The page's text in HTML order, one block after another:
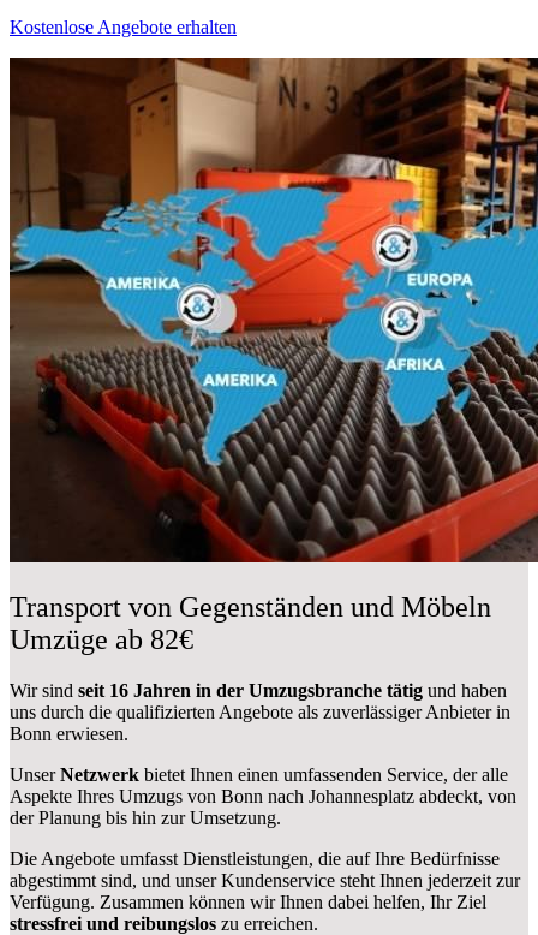
Kostenlose Angebote erhalten
Transport von Gegenständen und Möbeln
Umzüge ab 82€
Wir sind seit 16 Jahren in der Umzugsbranche tätig und haben
uns durch die qualifizierten Angebote als zuverlässiger Anbieter in
Bonn erwiesen.
UnserNetzwerk bietet Ihnen einen umfassenden Service, der alle
Aspekte Ihres Umzugs von Bonn nach Johannesplatz abdeckt, von
der Planung bis hin zur Umsetzung.
Die Angebote umfasst Dienstleistungen, die auf Ihre Bedürfnisse
abgestimmt sind, und unser Kundenservice steht Ihnen jederzeit zur
Verfügung. Zusammen können wir Ihnen dabei helfen, Ihr Ziel
stressfrei und reibungslos zu erreichen.